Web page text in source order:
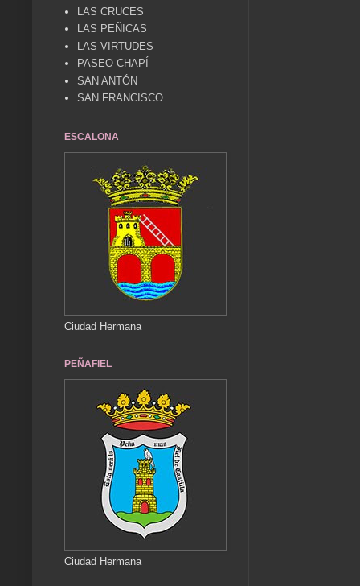
LAS CRUCES
LAS PEÑICAS
LAS VIRTUDES
PASEO CHAPÍ
SAN ANTÓN
SAN FRANCISCO
ESCALONA
Ciudad Hermana
PEÑAFIEL
Ciudad Hermana